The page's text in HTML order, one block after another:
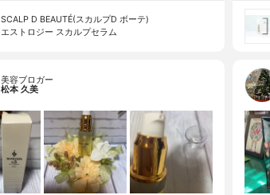
SCALP D BEAUTÉ(スカルプD ボーテ)
エストロジー スカルプセラム
美容ブロガー
松本 久美